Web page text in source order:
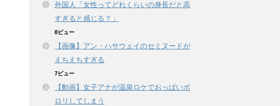
外国人「女性ってどれくらいの身長だと高
すぎると感じる？」
8ビュー
【画像】アン・ハサウェイのセミヌードが
えちえちすぎる
7ビュー
【動画】女子アナが温泉ロケでおっぱいポ
ロリしてしまう